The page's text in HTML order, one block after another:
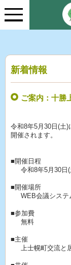
新着情報
ご案内：十勝
令和8年5月30日(土
開催されます。
■開催日程
令和8年5月30
■開催場所
WEB会議システ
■参加費
無料
■主催
上士幌町交流と